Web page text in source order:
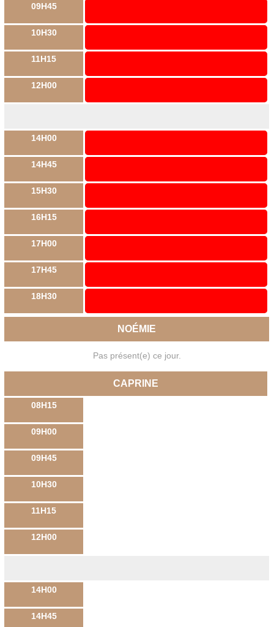
09H45
10H30
11H15
12H00
14H00
14H45
15H30
16H15
17H00
17H45
18H30
NOÉMIE
Pas présent(e) ce jour.
CAPRINE
08H15
09H00
09H45
10H30
11H15
12H00
14H00
14H45